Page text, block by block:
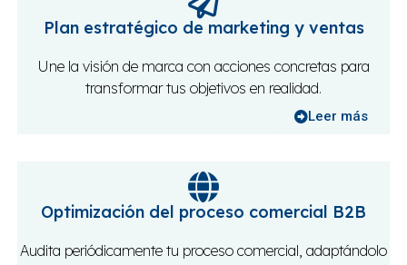
Plan estratégico de marketing y ventas
Une la visión de marca con acciones concretas para
transformar tus objetivos en realidad.
Leer más
Optimización del proceso comercial B2B
Audita periódicamente tu proceso comercial, adaptándolo